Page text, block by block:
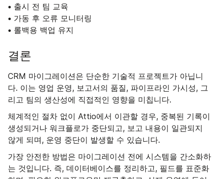
• 출시 전 팀 교육
• 가동 후 오류 모니터링
• 롤백용 백업 유지
결론
CRM 마이그레이션은 단순한 기술적 프로젝트가 아닙니
다. 이는 영업 운영, 보고서의 품질, 파이프라인 가시성, 그
리고 팀의 생산성에 직접적인 영향을 미칩니다.
체계적인 절차 없이 Attio에서 이관할 경우, 중복된 기록이
생성되거나 워크플로가 중단되고, 보고 내용이 일관되지
않게 되며, 운영 중단이 발생할 수 있습니다.
가장 안전한 방법은 마이그레이션 전에 시스템을 간소화하
는 것입니다. 즉, 데이터베이스를 정리하고, 필드를 표준화